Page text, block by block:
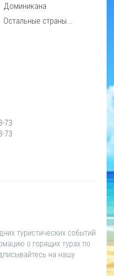
Доминикана
Остальные страны...
73
73
туристических событий
о горящих турах по
на нашу